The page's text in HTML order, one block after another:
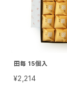
田毎 15個入
¥2,214